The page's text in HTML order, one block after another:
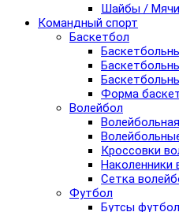
Шайбы / Мячи
Командный спорт
Баскетбол
Форма
Волейбол
Кроссовки
Сетка
Футбол
Бутсы